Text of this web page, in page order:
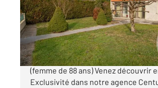
Maison à vendre
209 000 €
Saint Aubin de Médoc - Vente nu-
(femme de 88 ans) Venez découvrir
Exclusivité dans notre agence